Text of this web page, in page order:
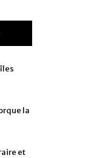
la
et